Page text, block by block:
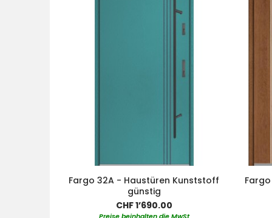
Fargo 32A - Haustüren Kunststoff
günstig
CHF 1’690.00
Preise beinhalten die MwSt